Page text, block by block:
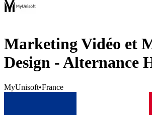
Marketing Vidéo et
Design - Alternance
MyUnisoft•France